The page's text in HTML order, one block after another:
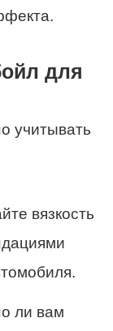
для
учитывать
вязкость
ли вам